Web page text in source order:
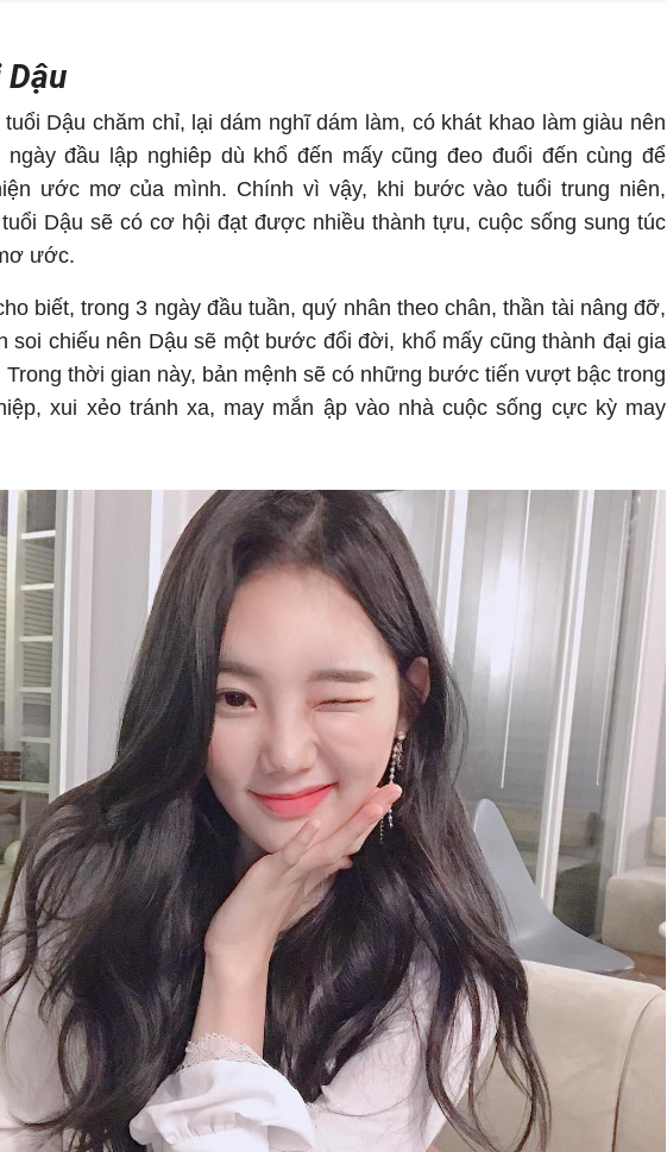
Dậu
Dậu chăm chỉ, lại dám nghĩ dám làm, có khát khao làm giàu nên
ngày đầu lập nghiêp dù khổ đến mấy cũng đeo đuổi đến cùng để
ước mơ của mình. Chính vì vậy, khi bước vào tuổi trung niên,
Dậu sẽ có cơ hội đạt được nhiều thành tựu, cuộc sống sung túc
ước.
biết, trong 3 ngày đầu tuần, quý nhân theo chân, thần tài nâng đỡ,
soi chiếu nên Dậu sẽ một bước đổi đời, khổ mấy cũng thành đại gia
Trong thời gian này, bản mệnh sẽ có những bước tiến vượt bậc trong
xui xẻo tránh xa, may mắn ập vào nhà cuộc sống cực kỳ may